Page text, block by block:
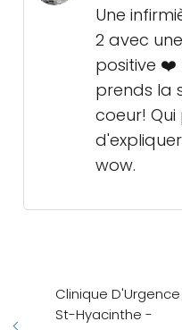
Une
2 avec
positive ❤️
prends la
coeur!
wow.
Clinique D'Urgence
St-Hyacinthe -